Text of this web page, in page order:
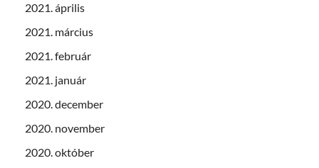
2021. április
2021. március
2021. február
2021. január
2020. december
2020. november
2020. október